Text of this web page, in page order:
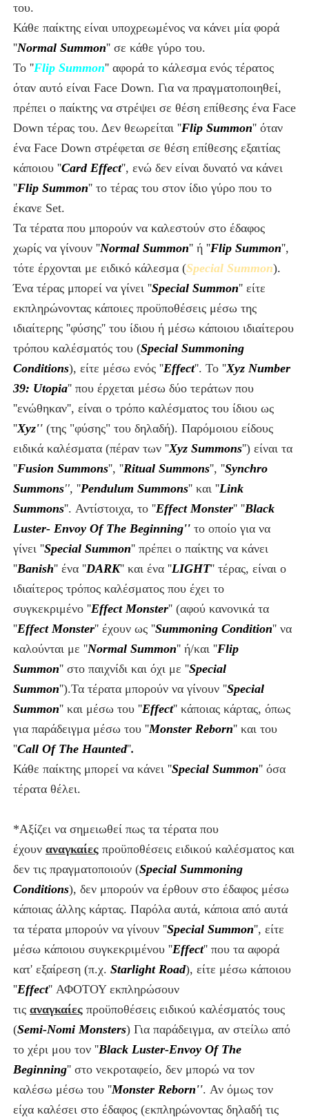
του.
Κάθε παίκτης είναι υποχρεωμένος να κάνει μία φορά
''Normal Summon'' σε κάθε γύρο του.
Το ''Flip Summon'' αφορά το κάλεσμα ενός τέρατος
όταν αυτό είναι Face Down. Για να πραγματοποιηθεί,
πρέπει ο παίκτης να στρέψει σε θέση επίθεσης ένα Face
Down τέρας του. Δεν θεωρείται ''Flip Summon'' όταν
ένα Face Down στρέφεται σε θέση επίθεσης εξαιτίας
κάποιου ''Card Effect'', ενώ δεν είναι δυνατό να κάνει
''Flip Summon'' το τέρας του στον ίδιο γύρο που το
έκανε Set.
Τα τέρατα που μπορούν να καλεστούν στο έδαφος
χωρίς να γίνουν ''Normal Summon''ή ''Flip Summon'',
τότε έρχονται με ειδικό κάλεσμα (Special Summon).
Ένα τέρας μπορεί να γίνει ''Special Summon''είτε
εκπληρώνοντας κάποιες προϋποθέσεις μέσω της
ιδιαίτερης ''φύσης'' του ίδιουή μέσω κάποιου ιδιαίτερου
τρόπου καλέσματός του (Special Summoning
Conditions), είτε μέσω ενός ''Effect''. Το ''Xyz Number
39: Utopia'' που έρχεται μέσω δύο τεράτων που
''ενώθηκαν'', είναι ο τρόπο καλέσματος του ίδιου ως
''Xyz''(της "φύσης" του δηλαδή). Παρόμοιου είδους
ειδικά καλέσματα (πέραν των ''Xyz Summons'') είναι τα
''Fusion Summons'', ''Ritual Summons'', ''Synchro
Summons'', ''Pendulum Summons'' και ''Link
Summons''. Αντίστοιχα, το ''Effect Monster''''Black
Luster- Envoy Of The Beginning'' το οποίο για να
γίνει ''Special Summon''πρέπει ο παίκτης να κάνει
''Banish'' ένα ''DARK'' και ένα ''LIGHT'' τέρας, είναι ο
ιδιαίτερος τρόπος καλέσματος που έχει το
συγκεκριμένο ''Effect Monster''(αφού κανονικά τα
''Effect Monster'' έχουν ως ''Summoning Condition'' να
καλούνται με ''Normal Summon''ή/και ''Flip
Summon''στο παιχνίδι και όχι με ''Special
Summon'').Τατέρατα μπορούν να γίνουν ''Special
Summon''και μέσω του ''Effect'' κάποιας κάρτας, όπως
για παράδειγμα μέσω του ''Monster Reborn'' και του
''Call Of The Haunted''.
Κάθε παίκτης μπορεί να κάνει ''Special Summon'' όσα
τέρατα θέλει.
*Αξίζει να σημειωθεί πως τα τέρατα που
έχουν αναγκαίεςπροϋποθέσεις ειδικού καλέσματος και
δεν τις πραγματοποιούν (Special Summoning
Conditions), δεν μπορούν να έρθουν στο έδαφος μέσω
κάποιας άλλης κάρτας. Παρόλα αυτά, κάποια από αυτά
τα τέρατα μπορούν να γίνουν ''Special Summon'', είτε
μέσω κάποιου συγκεκριμένου ''Effect'' που τα αφορά
κατ' εξαίρεση (π.χ. Starlight Road), είτε μέσω κάποιου
''Effect'' ΑΦΟΤΟΥ εκπληρώσουν
τις αναγκαίεςπροϋποθέσεις ειδικού καλέσματός τους
(Semi-Nomi Monsters) Για παράδειγμα, αν στείλω από
το χέρι μου τον ''Black Luster-Envoy Of The
Beginning'' στο νεκροταφείο, δεν μπορώ να τον
καλέσω μέσω του ''Monster Reborn''. Αν όμως τον
είχα καλέσει στο έδαφος (εκπληρώνοντας δηλαδή τις